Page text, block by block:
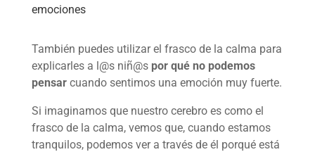
emociones
También puedes utilizar el frasco de la calma para
explicarles a l@s niñ@s por qué no podemos
pensarcuando sentimos una emoción muy fuerte.
Si imaginamos que nuestro cerebro es como el
frasco de la calma, vemos que, cuando estamos
tranquilos, podemos ver a través de él porqué está